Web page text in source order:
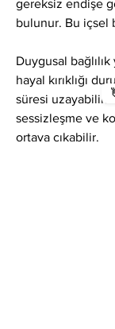
gereksiz endişe
bulunur. Bu içsel
Duygusal
hayal kırıklığı
süresi uzayabilir.
sessizleşme ve
ortaya çıkabilir.